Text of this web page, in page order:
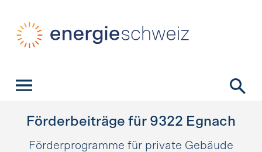
Förderbeiträge für 9322 Egnach
Förderprogramme für private Gebäude